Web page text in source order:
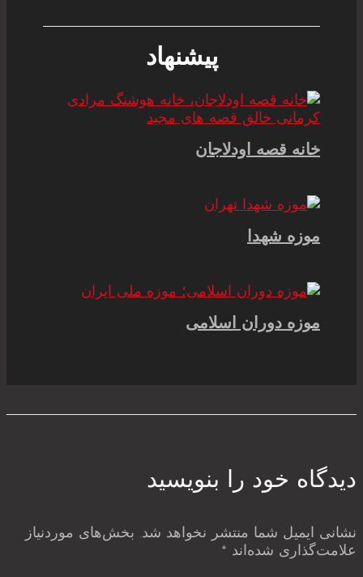
پیشنهاد
خانه قصه اودلاجان
موزه شهدا
موزه دوران اسلامی
دیدگاه‌ خود را بنویسید
نشانی ایمیل شما منتشر نخواهد شد. بخش‌های موردنیاز
علامت‌گذاری شده‌اند *